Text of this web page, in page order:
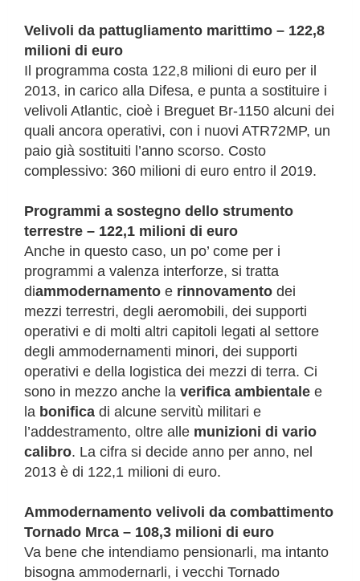
Velivoli da pattugliamento marittimo – 122,8
milioni di euro
Il programma costa 122,8 milioni di euro per il
2013, in carico alla Difesa, e punta a sostituire i
velivoli Atlantic, cioè i Breguet Br-1150 alcuni dei
quali ancora operativi, con i nuovi ATR72MP, un
paio già sostituiti l’anno scorso. Costo
complessivo: 360 milioni di euro entro il 2019.
Programmi a sostegno dello strumento
terrestre – 122,1 milioni di euro
Anche in questo caso, un po’ come per i
programmi a valenza interforze, si tratta
diammodernamento e rinnovamento dei
mezzi terrestri, degli aeromobili, dei supporti
operativi e di molti altri capitoli legati al settore
degli ammodernamenti minori, dei supporti
operativi e della logistica dei mezzi di terra. Ci
sono in mezzo anche la verifica ambientale e
la bonifica di alcune servitù militari e
l’addestramento, oltre alle munizioni di vario
calibro. La cifra si decide anno per anno, nel
2013 è di 122,1 milioni di euro.
Ammodernamento velivoli da combattimento
Tornado Mrca – 108,3 milioni di euro
Va bene che intendiamo pensionarli, ma intanto
bisogna ammodernarli, i vecchi Tornado